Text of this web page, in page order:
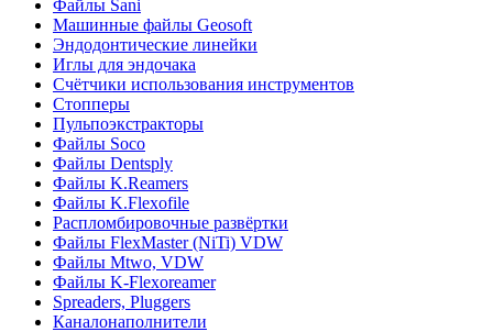
Файлы Sani
Машинные файлы Geosoft
Эндодонтические линейки
Иглы для эндочака
Счётчики использования инструментов
Стопперы
Пульпоэкстракторы
Файлы Soco
Файлы Dentsply
Файлы K.Reamers
Файлы K.Flexofile
Распломбировочные развёртки
Файлы FlexMaster (NiTi) VDW
Файлы Mtwo, VDW
Файлы K-Flexoreamer
Spreaders, Pluggers
Каналонаполнители